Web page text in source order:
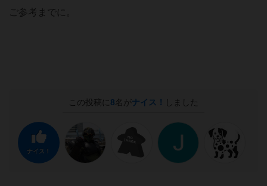
ご参考までに。
この投稿に 8名がナイス！ しました
ナイス！